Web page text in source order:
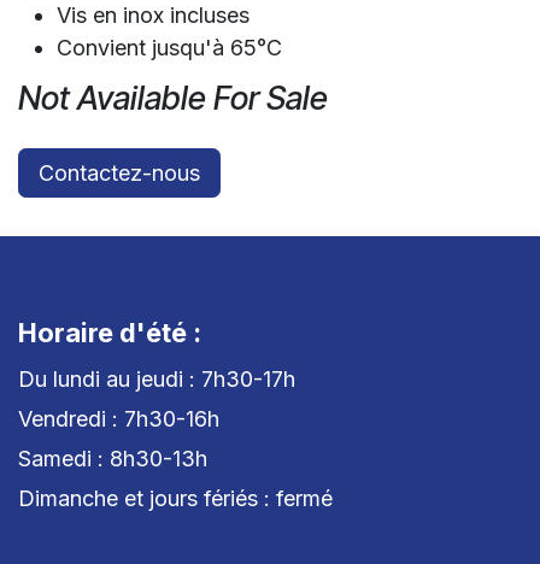
Vis en inox incluses
Convient jusqu'à 65°C
Not Available For Sale
Contactez-nous
Horaire d'été :
Du lundi au jeudi : 7h30-17h
Vendredi : 7h30-16h
Samedi : 8h30-13h
Dimanche et jours fériés : fermé